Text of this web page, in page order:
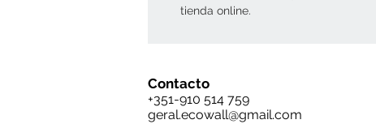
tienda online.
Contacto
+351-910 514 759
geral.ecowall@gmail.com